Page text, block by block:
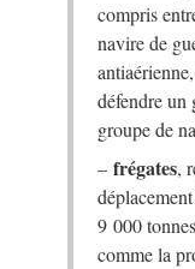
compris
navire de
défendre un
groupe de
– frégates,
9 000
comme la